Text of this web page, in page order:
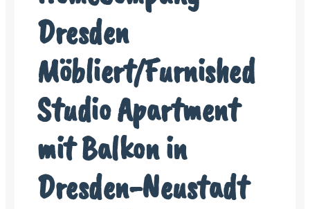
Dresden
Möbliert/Furnished
Studio Apartment
mit Balkon in
Dresden-Neustadt